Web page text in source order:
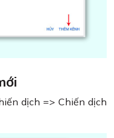
dịch => Chiến dịch